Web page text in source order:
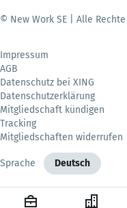
© New Work SE | Alle
Impressum
AGB
Datenschutz bei XING
Datenschutzerklärung
Mitgliedschaft kündigen
Tracking
Mitgliedschaften widerrufen
Sprache Deutsch